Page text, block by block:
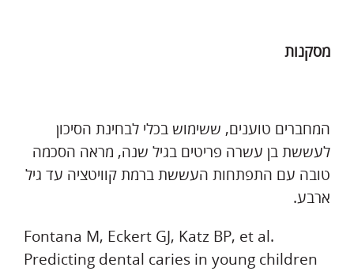
מסקנות
המחברים טוענים, ששימוש בכלי לבחינת הסיכון
לעששת בן עשרה פריטים בגיל שנה, מראה הסכמה
טובה עם התפתחות העששת ברמת קוויטציה עד גיל
ארבע.
Fontana M, Eckert GJ, Katz BP, et al.
Predicting dental caries in young children